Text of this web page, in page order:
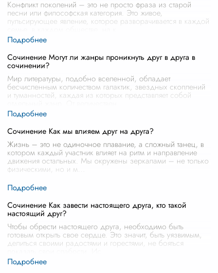
Конфликт поколений – это не просто фраза из старой
песни или философская категория. Это живое,
пульсирующее явление, которое разворачивается в каждой
Сочинение Могут ли жанры проникнуть друг в друга в
сочинении?
Мир литературы, подобно вселенной, обладает
бесчисленным количеством галактик, звездных скоплений
и туманностей, каждая из которых представляет собой
Сочинение Как мы влияем друг на друга?
Жизнь – это не одиночное плавание, а сложный танец, в
котором каждый участник влияет на ритм и направление
движения остальных. Мы окружены зеркалами – не только
физическими, но и м
Сочинение Как завести настоящего друга, кто такой
настоящий друг?
Чтобы обрести настоящего друга, необходимо быть
готовым открыть свое сердце. Это значит, быть уязвимым,
делиться своими радостями и горестями, не бояться